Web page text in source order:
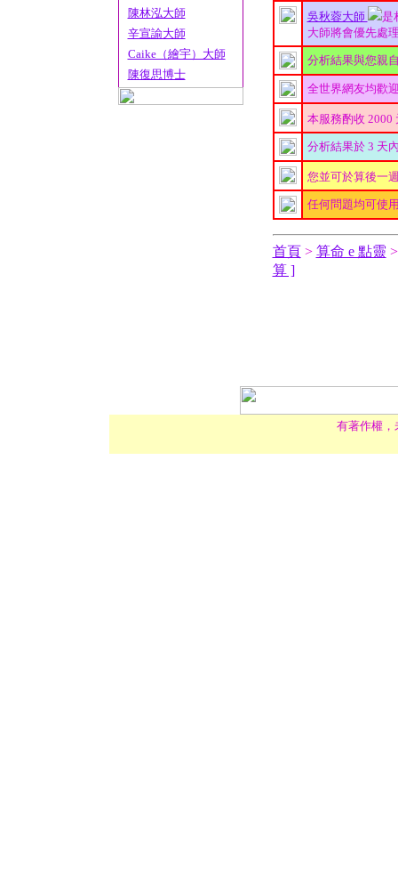
陳林泓大師
辛宣諭大師
Caike（繪宇）大師
陳復思博士
吳秋蓉大師
是
大師將會優先處
分析結果與您親
全世界網友均歡
本服務酌收 2000
分析結果於 3 天
您並可於算後一
任何問題均可使
首頁> 算命 e 點靈
算 ]
有著作權，